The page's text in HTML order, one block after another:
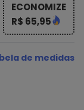
ECONOMIZE
R$ 65,95
de medidas